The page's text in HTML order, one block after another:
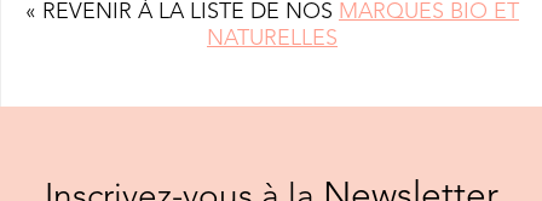
« REVENIR À LA LISTE DE NOS MARQUES BIO ET
NATURELLES